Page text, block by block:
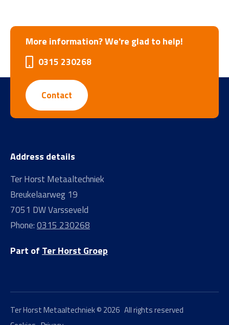
More information? We're glad to help!
0315 230268
Contact
Address details
Ter Horst Metaaltechniek
Breukelaarweg 19
7051 DWVarsseveld
Phone:0315 230268
Part of Ter Horst Groep
Ter Horst Metaaltechniek © 2026 All rights reserved